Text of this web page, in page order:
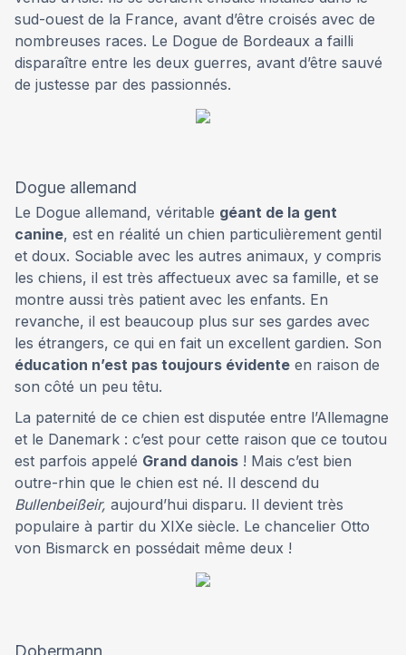
sud-ouest de la France, avant d’être croisés avec de
nombreuses races. Le Dogue de Bordeaux a failli
disparaître entre les deux guerres, avant d’être sauvé
de justesse par des passionnés.
Dogue allemand
Le Dogue allemand, véritable géant de la gent
canine, est en réalité un chien particulièrement gentil
et doux. Sociable avec les autres animaux, y compris
les chiens, il est très affectueux avec sa famille, et se
montre aussi très patient avec les enfants. En
revanche, il est beaucoup plus sur ses gardes avec
les étrangers, ce qui en fait un excellent gardien. Son
éducation n’est pas toujours évidente en raison de
son côté un peu têtu.
La paternité de ce chien est disputée entre l’Allemagne
et le Danemark : c’est pour cette raison que ce toutou
est parfois appelé Grand danois ! Mais c’est bien
outre-rhin que le chien est né. Il descend du
Bullenbeißeir, aujourd’hui disparu. Il devient très
populaire à partir du XIXe siècle. Le chancelier Otto
von Bismarck en possédait même deux !
Dobermann